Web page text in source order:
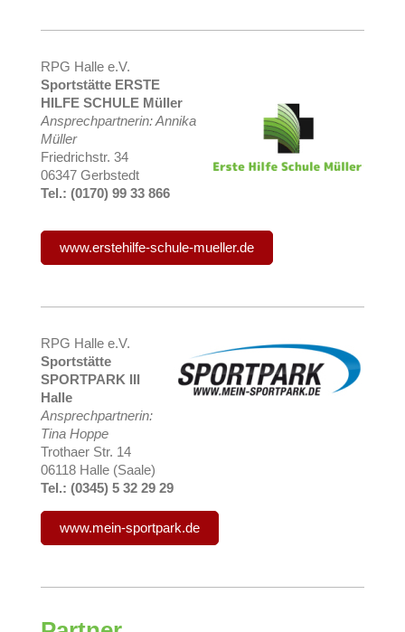
RPG Halle e.V.
Sportstätte ERSTE
HILFE SCHULE Müller
Ansprechpartnerin: Annika
Müller
Friedrichstr. 34
06347 Gerbstedt
Tel.: (0170) 99 33 866
www.erstehilfe-schule-mueller.de
RPG Halle e.V.
Sportstätte
SPORTPARK III
Halle
Ansprechpartnerin:
Tina Hoppe
Trothaer Str. 14
06118 Halle (Saale)
Tel.: (0345) 5 32 29 29
www.mein-sportpark.de